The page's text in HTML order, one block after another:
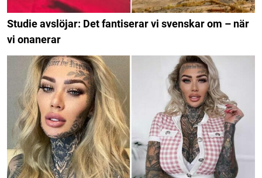
Studie avslöjar: Det fantiserar vi svenskar om – när
vi onanerar